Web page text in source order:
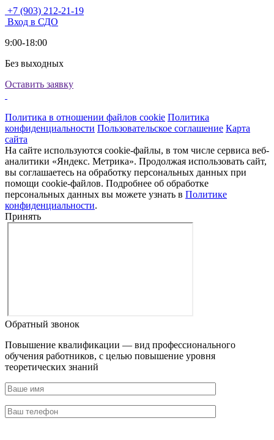
+7 (903) 212-21-19
Вход в СДО
9:00-18:00
Без выходных
Оставить заявку
Политика в отношении файлов cookie Политика
конфиденциальности Пользовательское соглашение Карта
сайта
На сайте используются cookie-файлы, в том числе сервиса веб-
аналитики «Яндекс. Метрика». Продолжая использовать сайт,
вы соглашаетесь на обработку персональных данных при
помощи cookie-файлов. Подробнее об обработке
персональных данных вы можете узнать в Политике
конфиденциальности.
Принять
Обратный звонок
Повышение квалификации — вид профессионального
обучения работников, с целью повышение уровня
теоретических знаний